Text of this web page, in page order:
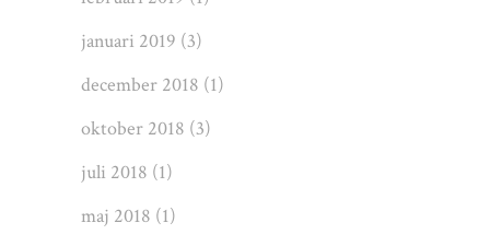
januari 2019 (3)
december 2018 (1)
oktober 2018 (3)
juli 2018 (1)
maj 2018 (1)